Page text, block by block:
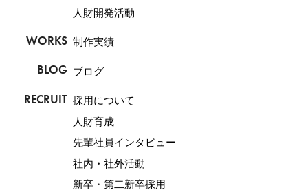
人財開発活動
WORKS 制作実績
BLOG ブログ
RECRUIT 採用について
人財育成
先輩社員インタビュー
社内・社外活動
新卒・第二新卒採用